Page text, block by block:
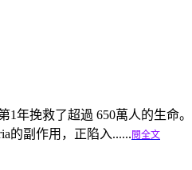
1年挽救了超過 650萬人的生命
的副作用，正陷入...... 閱全文